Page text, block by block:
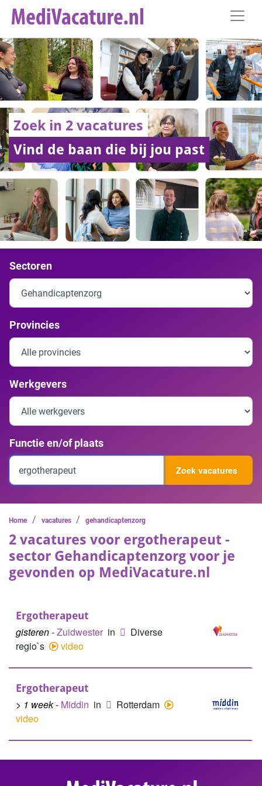
Zoek in 2 vacatures
Vind de baan die bij jou past
Sectoren
Provincies
Werkgevers
Functie en/of plaats
Zoek vacatures
Home / vacatures / gehandicaptenzorg
2 vacatures voor ergotherapeut -
sector Gehandicaptenzorg voor je
gevonden op MediVacature.nl
Ergotherapeut
gisteren-Zuidwester in
Diverse
regio`s
video
Ergotherapeut
> 1 week- Middin in
Rotterdam
video